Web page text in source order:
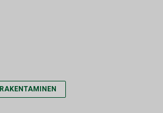
RAKENTAMINEN